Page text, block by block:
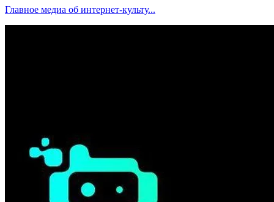
Главное медиа об интернет-культу...